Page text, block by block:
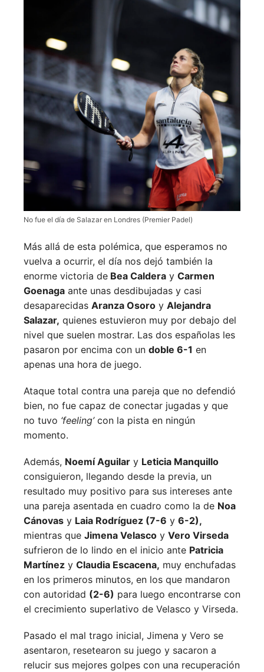
No fue el día de Salazar en Londres (Premier Padel)
Más allá de esta polémica, que esperamos no
vuelva a ocurrir, el día nos dejó también la
enorme victoria de Bea Caldera y Carmen
Goenaga ante unas desdibujadas y casi
desaparecidas Aranza Osoro y Alejandra
Salazar, quienes estuvieron muy por debajo del
nivel que suelen mostrar. Las dos españolas les
pasaron por encima con un doble 6-1 en
apenas una hora de juego.
Ataque total contra una pareja que no defendió
bien, no fue capaz de conectar jugadas y que
no tuvo ‘feeling’con la pista en ningún
momento.
Además, Noemí Aguilar y Leticia Manquillo
consiguieron, llegando desde la previa, un
resultado muy positivo para sus intereses ante
una pareja asentada en cuadro como la de Noa
Cánovas y Laia Rodríguez (7-6 y 6-2),
mientras que Jimena Velasco y Vero Virseda
sufrieron de lo lindo en el inicio ante Patricia
Martínez y Claudia Escacena, muy enchufadas
en los primeros minutos, en los que mandaron
con autoridad (2-6) para luego encontrarse con
el crecimiento superlativo de Velasco y Virseda.
Pasado el mal trago inicial, Jimena y Vero se
asentaron, resetearon su juego y sacaron a
relucir sus mejores golpes con una recuperación